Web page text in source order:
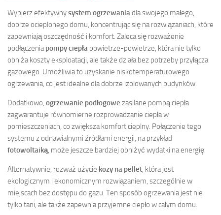
Wybierz efektywnysystem ogrzewania dla swojego małego,
dobrze ocieplonego domu, koncentrując się na rozwiązaniach, które
zapewniają oszczędność i komfort. Zaleca się rozważenie
podłączenia pompy ciepła powietrze-powietrze, która nie tylko
obniża koszty eksploatacji, ale także działa bez potrzeby przyłącza
gazowego. Umożliwia to uzyskanie niskotemperaturowego
ogrzewania, co jest idealne dla dobrze izolowanych budynków.
Dodatkowo, ogrzewanie podłogowe zasilane pompą ciepła
zagwarantuje równomierne rozprowadzanie ciepła w
pomieszczeniach, co zwiększa komfort cieplny. Połączenie tego
systemu z odnawialnymi źródłami energii, na przykład
fotowoltaiką , może jeszcze bardziej obniżyć wydatki na energię.
Alternatywnie, rozważ użycie kozy na pellet , która jest
ekologicznym i ekonomicznym rozwiązaniem, szczególnie w
miejscach bez dostępu do gazu. Ten sposób ogrzewania jest nie
tylko tani, ale także zapewnia przyjemne ciepło w całym domu.